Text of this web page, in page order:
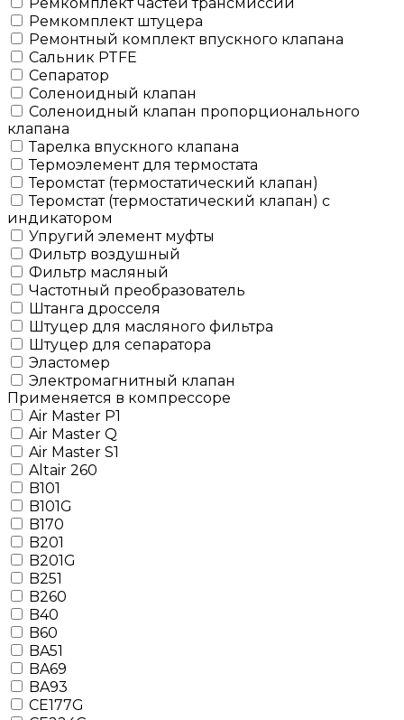
Ремкомплект штуцера
Ремонтный комплект впускного клапана
Сальник PTFE
Сепаратор
Соленоидный клапан
Соленоидный клапан пропорционального
клапана
Тарелка впускного клапана
Термоэлемент для термостата
Теромстат (термостатический клапан)
Теромстат (термостатический клапан) с
индикатором
Упругий элемент муфты
Фильтр воздушный
Фильтр масляный
Частотный преобразователь
Штанга дросселя
Штуцер для масляного фильтра
Штуцер для сепаратора
Эластомер
Электромагнитный клапан
Применяется в компрессоре
Air Master P1
Air Master Q
Air Master S1
Altair 260
B101
B101G
B170
B201
B201G
B251
B260
B40
B60
BA51
BA69
BA93
CE177G